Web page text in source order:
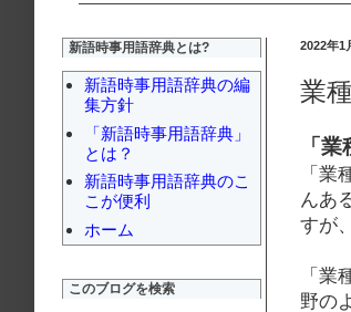
2022年1
業
「
「業
んあ
すが
「業
野の
新語時事用語辞典とは?
新語時事用語辞典の編
集方針
「新語時事用語辞典」
とは？
新語時事用語辞典のこ
こが便利
ホーム
このブログを検索